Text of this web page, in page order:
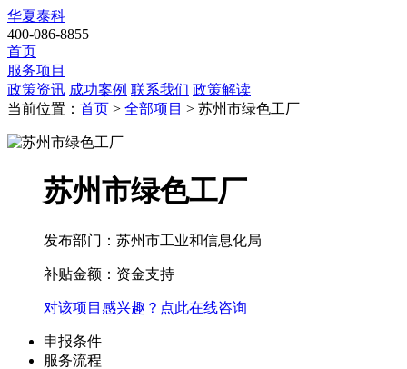
华夏泰科
400-086-8855
首页
服务项目
政策资讯 成功案例 联系我们 政策解读
当前位置： 首页 > 全部项目 > 苏州市绿色工厂
苏州市绿色工厂
发布部门：苏州市工业和信息化局
补贴金额： 资金支持
对该项目感兴趣？点此在线咨询
申报条件
服务流程